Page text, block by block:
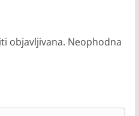
objavljivana. Neophodna